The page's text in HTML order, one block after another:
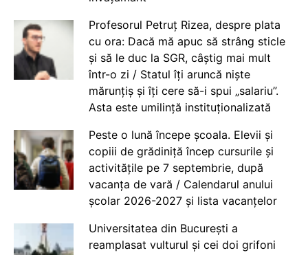
Profesorul Petruț Rizea, despre plata
cu ora: Dacă mă apuc să strâng sticle
și să le duc la SGR, câștig mai mult
într-o zi / Statul îți aruncă niște
mărunțiș și îți cere să-i spui „salariu”.
Asta este umilință instituționalizată
Peste o lună începe școala. Elevii și
copiii de grădiniță încep cursurile și
activitățile pe 7 septembrie, după
vacanța de vară / Calendarul anului
școlar 2026-2027 și lista vacanțelor
Universitatea din București a
reamplasat vulturul și cei doi grifoni